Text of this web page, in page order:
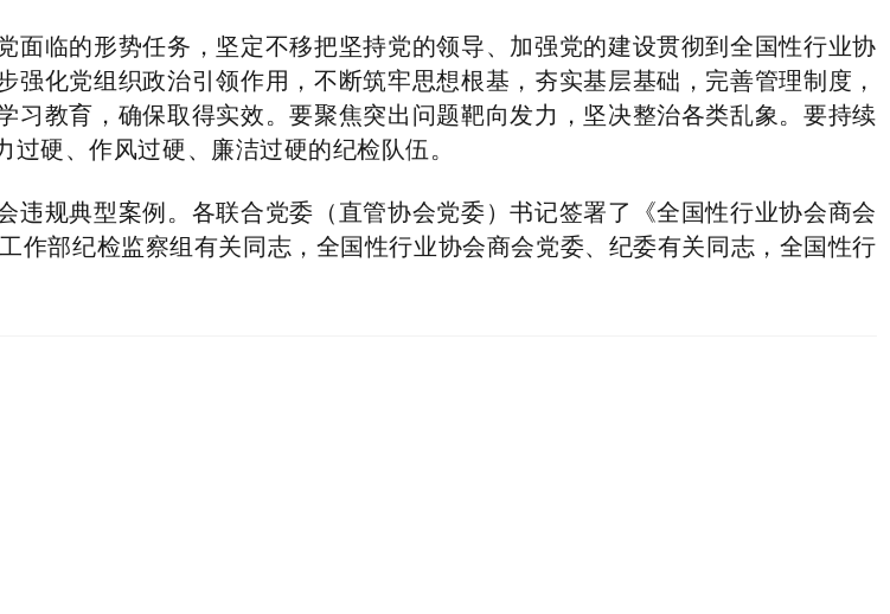
临的形势任务，坚定不移把坚持党的领导、加强党的建设贯彻到全国性行业协
化党组织政治引领作用，不断筑牢思想根基，夯实基层基础，完善管理制度，
教育，确保取得实效。要聚焦突出问题靶向发力，坚决整治各类乱象。要持续
硬、作风过硬、廉洁过硬的纪检队伍。
规典型案例。各联合党委（直管协会党委）书记签署了《全国性行业协会商会
作部纪检监察组有关同志，全国性行业协会商会党委、纪委有关同志，全国性行